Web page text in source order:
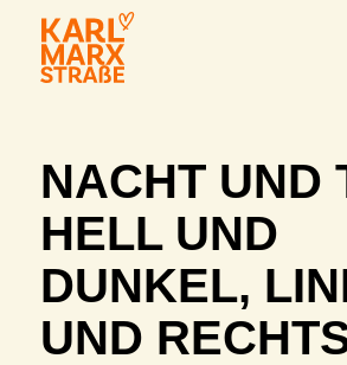
NACHT UND
HELL UND
DUNKEL,
UND